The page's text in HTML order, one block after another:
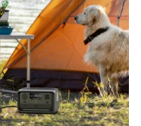
2
წყალობით, 60
იდეალური